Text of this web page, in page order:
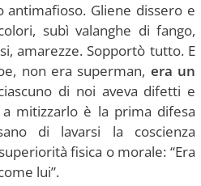
Gliene dissero e
subì valanghe di fango,
amarezze. Sopportò tutto. E
non era superman, era un
di noi aveva difetti e
mitizzarlo è la prima difesa
di lavarsi la coscienza
fisica o morale: “Era
lui”.